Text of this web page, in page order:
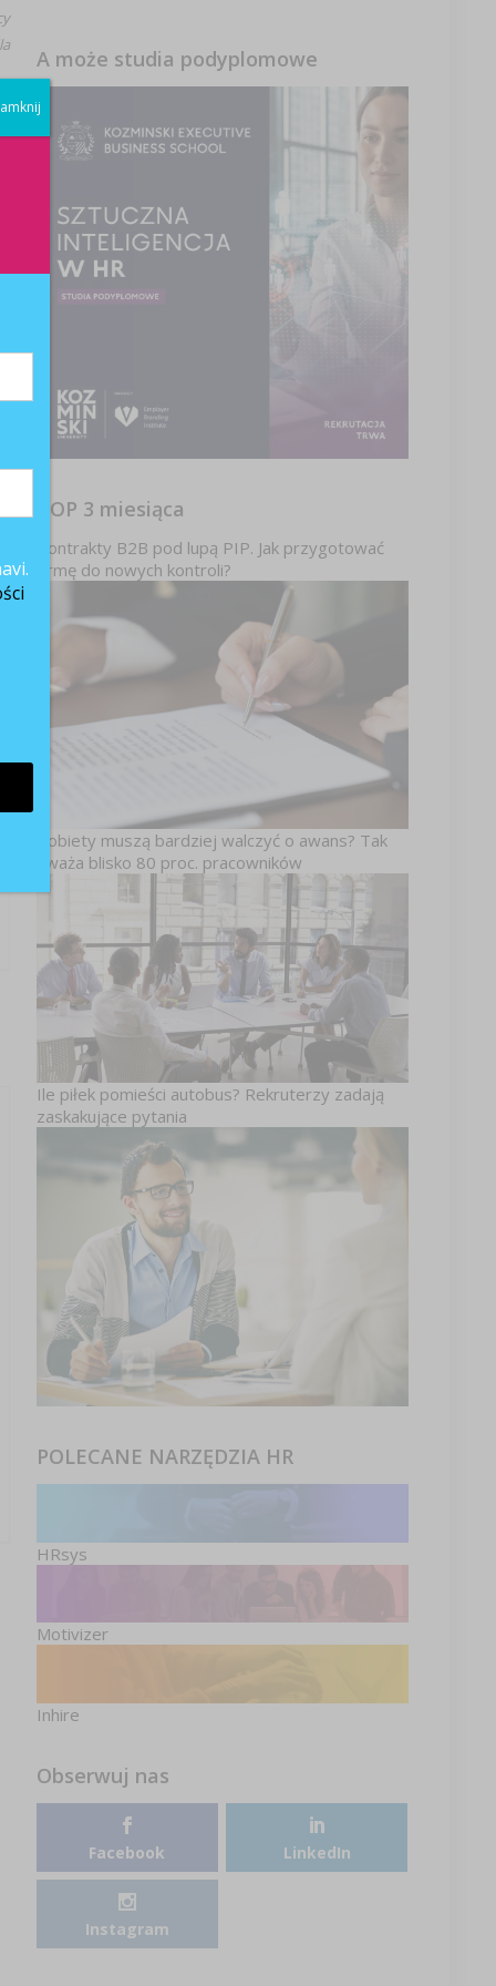
A może studia podyplomowe
TOP 3 miesiąca
Kontrakty B2B pod lupą PIP. Jak przygotować
firmę do nowych kontroli?
Kobiety muszą bardziej walczyć o awans? Tak
uważa blisko 80 proc. pracowników
Ile piłek pomieści autobus? Rekruterzy zadają
zaskakujące pytania
POLECANE NARZĘDZIA HR
HRsys
Motivizer
Inhire
Obserwuj nas
Facebook LinkedIn
Instagram